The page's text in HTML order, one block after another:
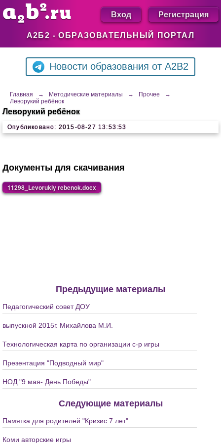
А2Б2 - ОБРАЗОВАТЕЛЬНЫЙ ПОРТАЛ
Вход Регистрация
Новости образования от A2B2
Главная → Методические материалы → Прочее
→
Леворукий ребёнок
Леворукий ребёнок
Опубликовано: 2015-08-27 13:53:53
Документы для скачивания
11298_Levorukiy rebenok.docx
Предыдущие материалы
Педагогический совет ДОУ
выпускной 2015г. Михайлова М.И.
Технологическая карта по организации с-р игры
Презентация "Подводный мир"
НОД "9 мая- День Победы"
Следующие материалы
Памятка для родителей "Кризис 7 лет"
Коми авторские игры